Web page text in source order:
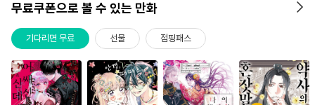
무료쿠폰으로 볼 수 있는 만화
기다리면 무료 선물 점핑패스